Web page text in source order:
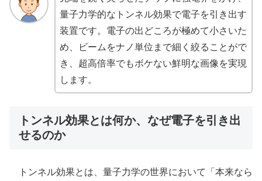
量子力学的なトンネル効果で電子を引き出す
装置です。電子の出どころが極めて小さいた
め、ビームをナノ単位まで細く絞ることがで
き、超高倍率でもボケない鮮明な画像を実現
します。
トンネル効果とは何か、なぜ電子を引き出
せるのか
トンネル効果とは、量子力学の世界において「本来なら